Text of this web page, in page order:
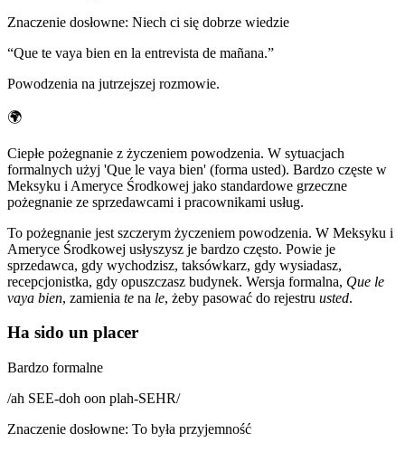
Znaczenie dosłowne: Niech ci się dobrze wiedzie
“Que te vaya bien en la entrevista de mañana.”
Powodzenia na jutrzejszej rozmowie.
🌍
Ciepłe pożegnanie z życzeniem powodzenia. W sytuacjach
formalnych użyj 'Que le vaya bien' (forma usted). Bardzo częste w
Meksyku i Ameryce Środkowej jako standardowe grzeczne
pożegnanie ze sprzedawcami i pracownikami usług.
To pożegnanie jest szczerym życzeniem powodzenia. W Meksyku i
Ameryce Środkowej usłyszysz je bardzo często. Powie je
sprzedawca, gdy wychodzisz, taksówkarz, gdy wysiadasz,
recepcjonistka, gdy opuszczasz budynek. Wersja formalna, Que le
vaya bien, zamienia te na le, żeby pasować do rejestru usted.
Ha sido un placer
Bardzo formalne
/ah SEE-doh oon plah-SEHR/
Znaczenie dosłowne: To była przyjemność